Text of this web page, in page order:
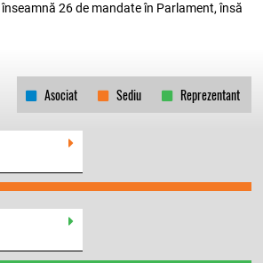
26 de mandate în Parlament, însă
Reprezentant
Sediu
Asociat